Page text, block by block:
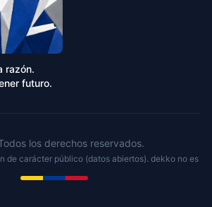
razón.
futuro.
los derechos reservados.
de carácter público (datos abiertos). dekko no es